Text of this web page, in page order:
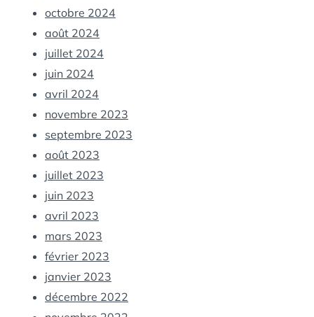
octobre 2024
août 2024
juillet 2024
juin 2024
avril 2024
novembre 2023
septembre 2023
août 2023
juillet 2023
juin 2023
avril 2023
mars 2023
février 2023
janvier 2023
décembre 2022